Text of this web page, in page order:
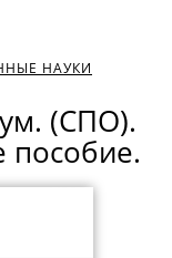
НАУКИ
(СПО).
пособие.